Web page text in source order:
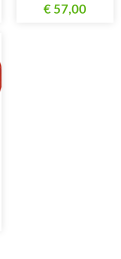
€ 57,00